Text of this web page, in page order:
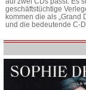
geschäftstüchtige
kommen die als „Grand
und die bedeutende C-